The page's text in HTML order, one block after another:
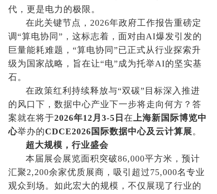
代，更是电力的极限。
在此关键节点，2026年政府工作报告重磅定
调“算电协同”，这标志着，面对由AI爆发引发的
巨量能耗难题，“算电协同”已正式从行业探索升
级为国家战略，旨在让“电”成为托举AI的坚实基
石。
在政策红利持续释放与“双碳”目标深入推进
的风口下，数据中心产业下一步将走向何方？答
案就在将于2026年12月3-5 日在上海新国际博览中
心举办的CDCE2026国际数据中心及云计算展。
超大规模，行业盛会
本届展会展览面积突破86,000平方米，预计
汇聚2,200余家优质展商，吸引超过75,000名专业
观众到场。如此宏大的规模，不仅展现了行业的